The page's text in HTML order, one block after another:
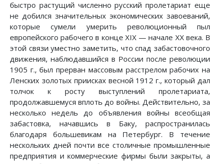
быстро растущий численно русский пролетариат еще
не добился значительных экономических завоеваний,
которые сумели умерить революционный пыл
европейского рабочего в конце XIX — начале XX века. В
этой связи уместно заметить, что спад забастовочного
движения, наблюдавшийся в России после революции
1905 г., был прерван массовым расстрелом рабочих на
Ленских золотых приисках весной 1912 г., который дал
толчок к росту выступлений пролетариата,
продолжавшемуся вплоть до войны. Действительно, за
несколько недель до объявления войны всеобщая
забастовка, начавшись в Баку, распространилась
благодаря большевикам на Петербург. В течение
нескольких дней почти все столичные промышленные
предприятия и коммерческие фирмы были закрыты, а